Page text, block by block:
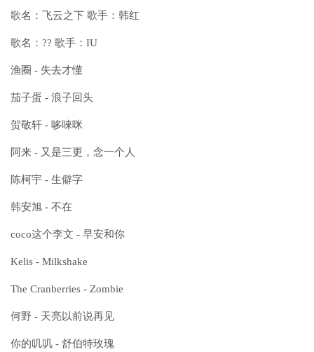
歌名：飞云之下 歌手：韩红
歌名：?? 歌手：IU
渔圈 - 失去才懂
茄子蛋 - 浪子回头
贺敬轩 - 哆唻咪
阿来 - 又是三更，念一个人
陈柯宇 - 生僻字
韩安旭 - 不在
coco这个李文 - 早安和你
Kelis - Milkshake
The Cranberries - Zombie
何野 - 天亮以前说再见
你的叽叽 - 舒伯特玫瑰